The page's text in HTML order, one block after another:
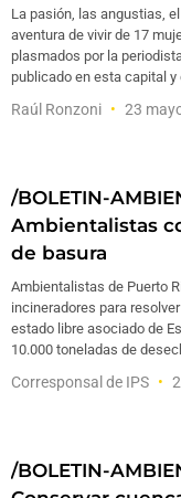
La pasión, las angustias,
aventura de vivir de 17
plasmados por la
publicado en esta capital
Raúl Ronzoni 23
/BOLETIN-
Ambientalistas
de basura
Ambientalistas de Puerto
incineradores para
estado libre asociado de
10.000 toneladas de
Corresponsal de IPS
/BOLETIN-